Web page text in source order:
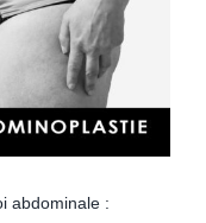
abdominale :